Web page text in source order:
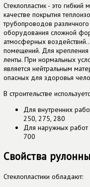
Стеклопластик - это
качестве покрытия
трубопроводов различного
оборудования сложной
атмосферных
помещений. Для крепления
ленты. При нормальных
является нейтральным
опасных для здоровья
В строительстве
Для внутренних
250, 275, 280
Для наружных работ
700
Свойства
Стеклопластики обладают: